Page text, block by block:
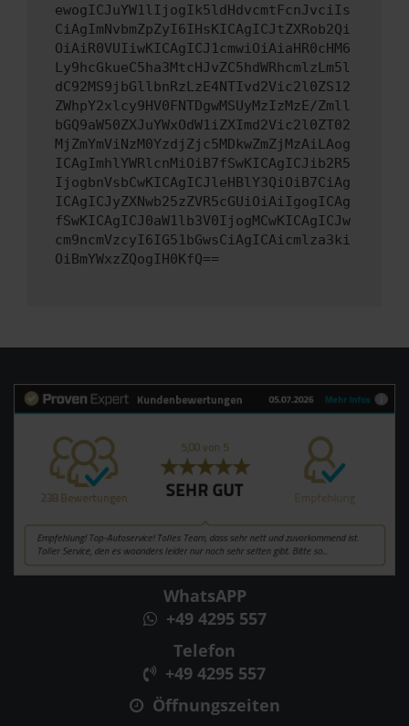
ewogICJuYW1lIjogIk5ldHdvcmtFcnJvciIs
CiAgImNvbmZpZyI6IHsKICAgICJtZXRob2Qi
OiAiR0VUIiwKICAgICJ1cmwiOiAiaHR0cHM6
Ly9hcGkueC5ha3MtcHJvZC5hdWRhcmlzLm5l
dC92MS9jbGllbnRzLzE4NTIvd2Vic2l0ZS12
ZWhpY2xlcy9HV0FNTDgwMSUyMzIzMzE/Zmll
bGQ9aW50ZXJuYWxOdW1iZXImd2Vic2l0ZT02
MjZmYmViNzM0YzdjZjc5MDkwZmZjMzAiLAog
ICAgImhlYWRlcnMiOiB7fSwKICAgICJib2R5
IjogbnVsbCwKICAgICJleHBlY3QiOiB7CiAg
ICAgICJyZXNwb25zZVR5cGUiOiAiIgogICAg
fSwKICAgICJ0aW1lb3V0IjogMCwKICAgICJw
cm9ncmVzcyI6IG51bGwsCiAgICAicmlza3ki
OiBmYWxzZQogIH0KfQ==
WhatsAPP
+49 4295 557
Telefon
+49 4295 557
Öffnungszeiten